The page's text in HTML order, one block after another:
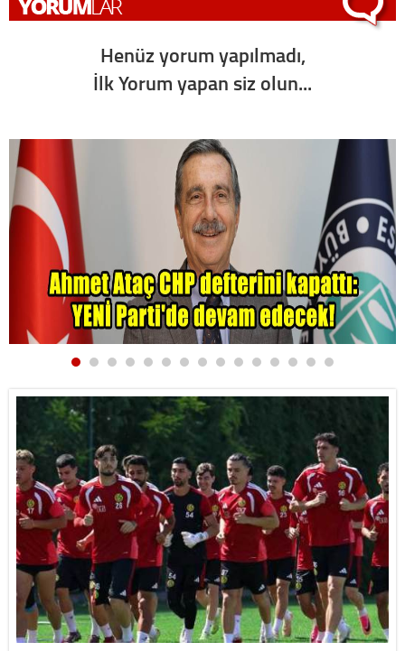
Henüz yorum yapılmadı,
İlk Yorum yapan siz olun...